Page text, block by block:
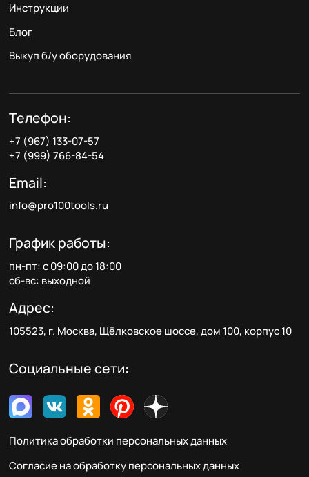
Инструкции
Блог
Выкуп б/у оборудования
Телефон:
+7 (967) 133-07-57
+7 (999) 766-84-54
Email:
info@pro100tools.ru
График работы:
пн-пт: с 09:00 до 18:00
сб-вс: выходной
Адрес:
105523, г. Москва, Щёлковское шоссе, дом 100, корпус 10
Социальные сети:
Политика обработки персональных данных
Согласие на обработку персональных данных